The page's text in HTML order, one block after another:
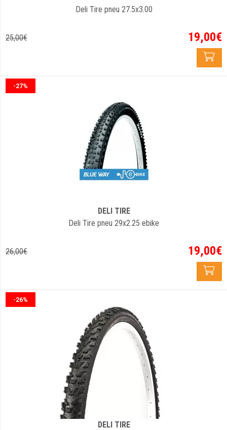
Deli Tire pneu 27.5x3.00
25,00€ 19,00€
-27%
DELI TIRE
Deli Tire pneu 29x2.25 ebike
26,00€ 19,00€
-26%
DELI TIRE